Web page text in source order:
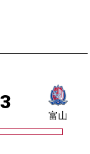
3
富山